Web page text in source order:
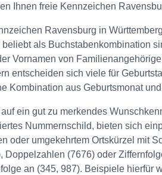
Ihnen freie Kennzeichen
Ravensburg in
als Buchstabenkombination
Vornamen von
entscheiden sich viele für
Kombination aus Geburtsmonat
ein gut zu merkendes
Nummernschild, bieten sich
oder umgekehrtem Ortskürzel mit
Doppelzahlen (7676) oder
an (345, 987). Beispiele hierfür